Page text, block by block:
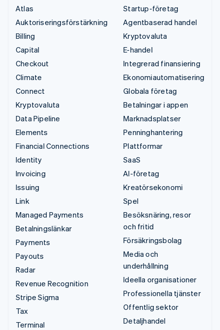
Atlas
Auktoriseringsförstärkning
Billing
Capital
Checkout
Climate
Connect
Kryptovaluta
Data Pipeline
Elements
Financial Connections
Identity
Invoicing
Issuing
Link
Managed Payments
Betalningslänkar
Payments
Payouts
Radar
Revenue Recognition
Stripe Sigma
Tax
Terminal
Startup-företag
Agentbaserad handel
Kryptovaluta
E-handel
Integrerad finansiering
Ekonomiautomatisering
Globala företag
Betalningar i appen
Marknadsplatser
Penninghantering
Plattformar
SaaS
AI-företag
Kreatörsekonomi
Spel
Besöksnäring, resor
och fritid
Försäkringsbolag
Media och
underhållning
Ideella organisationer
Professionella tjänster
Offentlig sektor
Detaljhandel